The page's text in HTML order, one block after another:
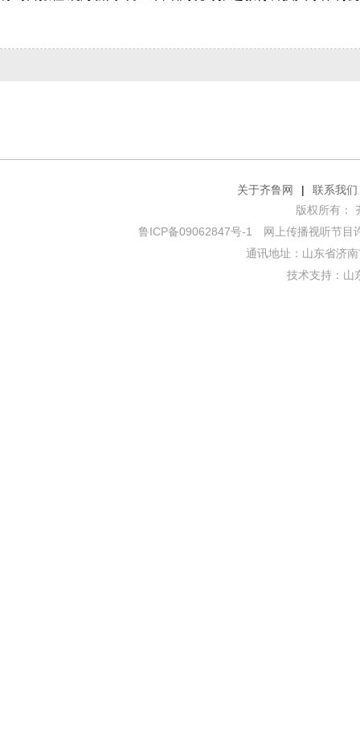
关于齐鲁网 |
联系我们
版权所有：
鲁ICP备09062847号-1
网上传播视听节目
通讯地址：山东省济
技术支持： 山